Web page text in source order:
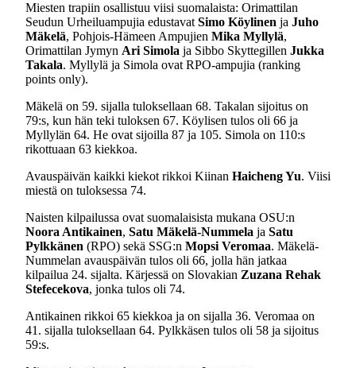
Miesten trapiin osallistuu viisi suomalaista: Orimattilan
Seudun Urheiluampujia edustavat Simo Köylinen ja Juho
Mäkelä, Pohjois-Hämeen Ampujien Mika Myllylä,
Orimattilan Jymyn Ari Simola ja Sibbo Skyttegillen Jukka
Takala. Myllylä ja Simola ovat RPO-ampujia (ranking
points only).
Mäkelä on 59. sijalla tuloksellaan 68. Takalan sijoitus on
79:s, kun hän teki tuloksen 67. Köylisen tulos oli 66 ja
Myllylän 64. He ovat sijoilla 87 ja 105. Simola on 110:s
rikottuaan 63 kiekkoa.
Avauspäivän kaikki kiekot rikkoi Kiinan Haicheng Yu. Viisi
miestä on tuloksessa 74.
Naisten kilpailussa ovat suomalaisista mukana OSU:n
Noora Antikainen, Satu Mäkelä-Nummela ja Satu
Pylkkänen (RPO) sekä SSG:n Mopsi Veromaa. Mäkelä-
Nummelan avauspäivän tulos oli 66, jolla hän jatkaa
kilpailua 24. sijalta. Kärjessä on Slovakian Zuzana Rehak
Stefecekova, jonka tulos oli 74.
Antikainen rikkoi 65 kiekkoa ja on sijalla 36. Veromaa on
41. sijalla tuloksellaan 64. Pylkkäsen tulos oli 58 ja sijoitus
59:s.